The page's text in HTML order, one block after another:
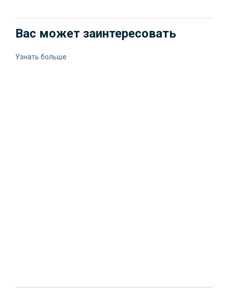
Вас может заинтересовать
Узнать больше